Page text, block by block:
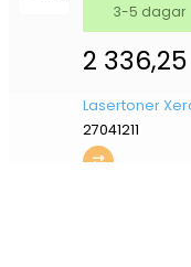
2 336,25
3-5 dagar
Lasertoner
27041211